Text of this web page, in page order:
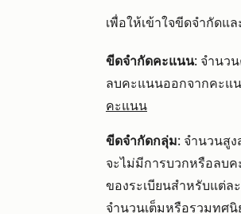
เพื่อให้เข้าใจขีดจำกัด
ขีดจำกัดคะแนน: จำนว
ลบคะแนนออกจากคะแ
คะแนน
ขีดจำกัดกลุ่ม: จำนวนสู
จะไม่มีการบวกหรือลบ
ของระเบียนสำหรับแต่
จำนวนเต็มหรือรวมทศนิ